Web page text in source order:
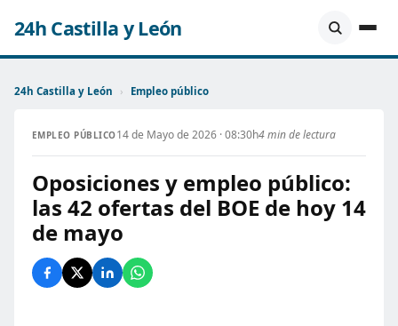
24h Castilla y León
24h Castilla y León › Empleo público
EMPLEO PÚBLICO14 de Mayo de 2026 · 08:30h4 min de lectura
Oposiciones y empleo público:
las 42 ofertas del BOE de hoy 14
de mayo